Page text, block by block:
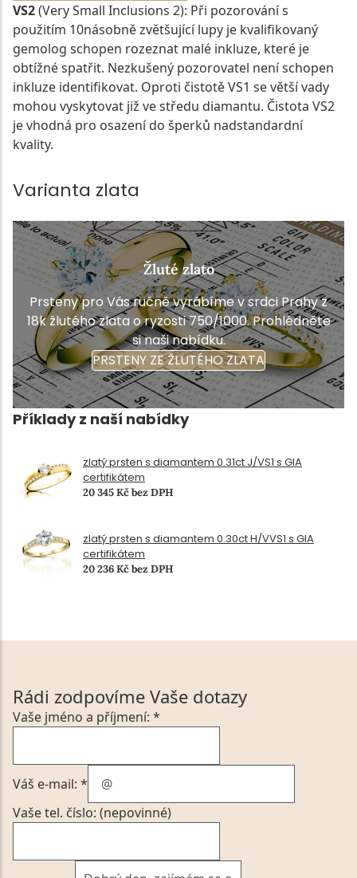
VS2(Very Small Inclusions 2): Při pozorování s
použitím 10násobně zvětšující lupy je kvalifikovaný
gemolog schopen rozeznat malé inkluze, které je
obtížné spatřit. Nezkušený pozorovatel není schopen
inkluze identifikovat. Oproti čistotě VS1 se větší vady
mohou vyskytovat již ve středu diamantu. Čistota VS2
je vhodná pro osazení do šperků nadstandardní
kvality.
Varianta zlata
Žluté zlato
Prsteny pro Vás ručně vyrábíme v srdci Prahy z
18k žlutého zlata o ryzosti 750/1000. Prohlédněte
si naši nabídku.
PRSTENY ZE ŽLUTÉHO ZLATA
Příklady z naší nabídky
zlatý prsten s diamantem 0.31ct J/VS1 s GIA
certifikátem
20 345 Kč bez DPH
zlatý prsten s diamantem 0.30ct H/VVS1 s GIA
certifikátem
20 236 Kč bez DPH
Rádi zodpovíme Vaše dotazy
Vaše jméno a příjmení: *
Váš e-mail: *
Vaše tel. číslo: (nepovinné)